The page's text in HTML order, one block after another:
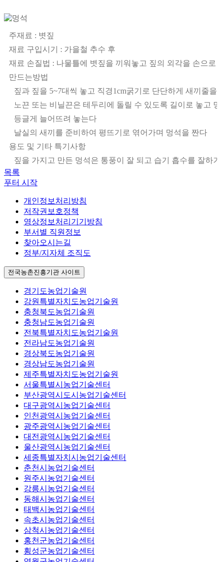
주재료 : 볏짚
재료 구입시기 : 가을철 추수 후
재료 손질법 : 나물틀에 볏짚을 끼워놓고 짚의 외각을 손으로
만드는방법
짚과 짚을 5~7대씩 놓고 직경1cm굵기로 단단하게 새끼줄을
노끈 또는 비닐끈은 테두리에 돌릴 수 있도록 길이로 놓고
등글게 늘어뜨려 놓는다
날실의 새끼를 준비하여 평뜨기로 엮어가며 멍석을 짠다
용도 및 기타 특기사항
짚을 가지고 만든 멍석은 통풍이 잘 되고 습기 흡수를 잘하
목록
푸터 시작
개인정보처리방침
저작권보호정책
영상정보처리기기방침
부서별 직원정보
찾아오시는길
정부/지자체 조직도
전국농촌진흥기관 사이트
경기도농업기술원
강원특별자치도농업기술원
충청북도농업기술원
충청남도농업기술원
전북특별자치도농업기술원
전라남도농업기술원
경상북도농업기술원
경상남도농업기술원
제주특별자치도농업기술원
서울특별시농업기술센터
부산광역시도시농업기술센터
대구광역시농업기술센터
인천광역시농업기술센터
광주광역시농업기술센터
대전광역시농업기술센터
울산광역시농업기술센터
세종특별자치시농업기술센터
춘천시농업기술센터
원주시농업기술센터
강릉시농업기술센터
동해시농업기술센터
태백시농업기술센터
속초시농업기술센터
삼척시농업기술센터
홍천군농업기술센터
횡성군농업기술센터